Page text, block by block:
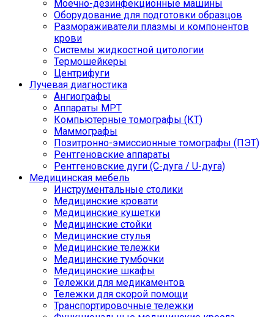
Моечно-дезинфекционные машины
Оборудование для подготовки образцов
Размораживатели плазмы и компонентов
крови
Системы жидкостной цитологии
Термошейкеры
Центрифуги
Лучевая диагностика
Ангиографы
Аппараты МРТ
Компьютерные томографы (КТ)
Маммографы
Позитронно-эмиссионные томографы (ПЭТ)
Рентгеновские аппараты
Рентгеновские дуги (С-дуга / U-дуга)
Медицинская мебель
Инструментальные столики
Медицинские кровати
Медицинские кушетки
Медицинские стойки
Медицинские стулья
Медицинские тележки
Медицинские тумбочки
Медицинские шкафы
Тележки для медикаментов
Тележки для скорой помощи
Транспортировочные тележки